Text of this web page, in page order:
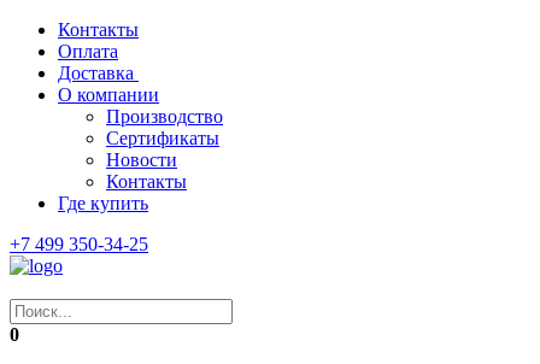
Контакты
Оплата
Доставка
О компании
Производство
Сертификаты
Новости
Контакты
Где купить
+7 499 350-34-25
0